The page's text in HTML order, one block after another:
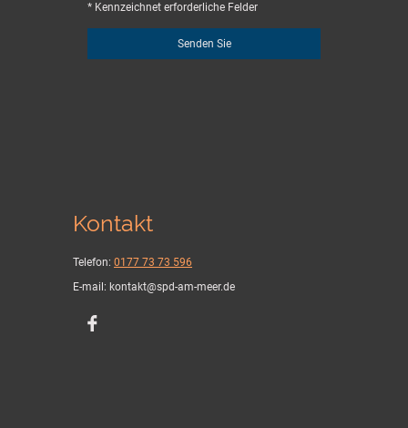
* Kennzeichnet erforderliche Felder
Senden Sie
Kontakt
Telefon: 0177 73 73 596
E-mail: kontakt@spd-am-meer.de